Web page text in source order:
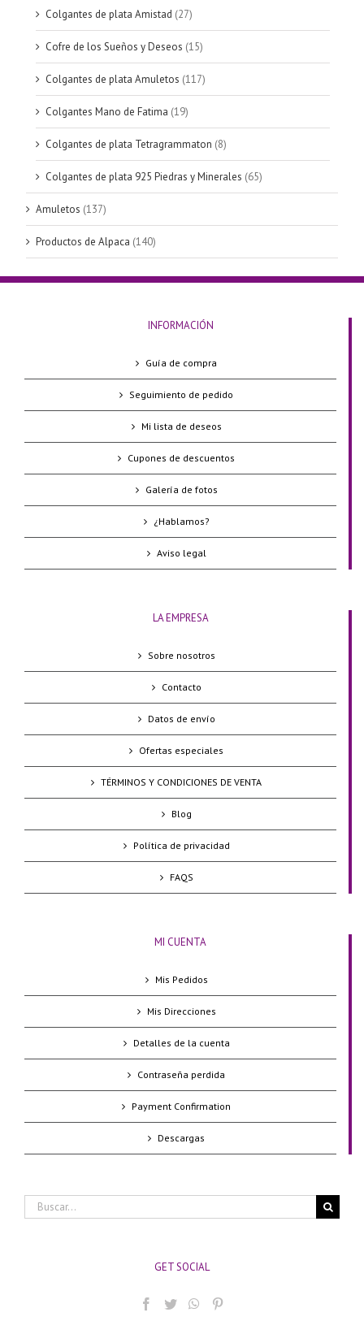
Colgantes de plata Amistad (27)
Cofre de los Sueños y Deseos (15)
Colgantes de plata Amuletos (117)
Colgantes Mano de Fatima (19)
Colgantes de plata Tetragrammaton (8)
Colgantes de plata 925 Piedras y Minerales (65)
Amuletos (137)
Productos de Alpaca (140)
INFORMACIÓN
Guía de compra
Seguimiento de pedido
Mi lista de deseos
Cupones de descuentos
Galería de fotos
¿Hablamos?
Aviso legal
LA EMPRESA
Sobre nosotros
Contacto
Datos de envío
Ofertas especiales
TÉRMINOS Y CONDICIONES DE VENTA
Blog
Política de privacidad
FAQS
MI CUENTA
Mis Pedidos
Mis Direcciones
Detalles de la cuenta
Contraseña perdida
Payment Confirmation
Descargas
Buscar:
GET SOCIAL